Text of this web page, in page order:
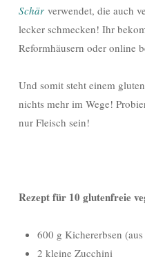
Schär verwendet, die auch
lecker schmecken! Ihr
Reformhäusern oder online
Und somit steht einem
nichts mehr im Wege!
nur Fleisch sein!
Rezept für 10 glutenfreie
600 g Kichererbsen
2 kleine Zucchini